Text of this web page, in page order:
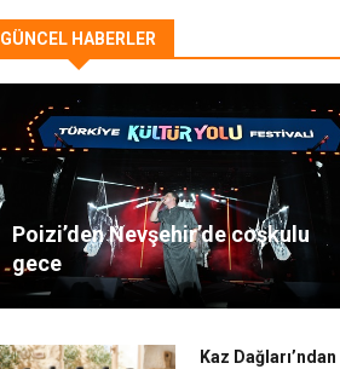
GÜNCEL HABERLER
Poizi’den Nevşehir’de coşkulu
gece
Kaz Dağları’ndan